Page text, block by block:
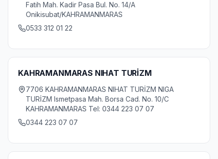
Fatih Mah. Kadir Pasa Bul. No. 14/A
Onikisubat/KAHRAMANMARAS
0533 312 01 22
KAHRAMANMARAS NIHAT TURİZM
7706 KAHRAMANMARAS NIHAT TURİZM NIGA
TURİZM Ismetpasa Mah. Borsa Cad. No. 10/C
KAHRAMANMARAS Tel: 0344 223 07 07
0344 223 07 07